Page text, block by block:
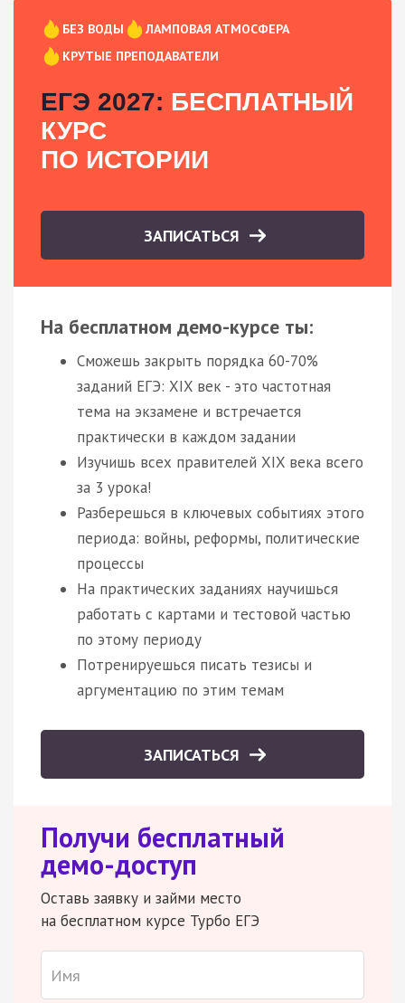
БЕЗ ВОДЫ
ЛАМПОВАЯ АТМОСФЕРА
КРУТЫЕ ПРЕПОДАВАТЕЛИ
ЕГЭ 2027: БЕСПЛАТНЫЙ
КУРС
ПО ИСТОРИИ
ЗАПИСАТЬСЯ
На бесплатном демо-курсе ты:
Сможешь закрыть порядка 60-70%
заданий ЕГЭ: XIX век - это частотная
тема на экзамене и встречается
практически в каждом задании
Изучишь всех правителей XIX века всего
за 3 урока!
Разберешься в ключевых событиях этого
периода: войны, реформы, политические
процессы
На практических заданиях научишься
работать с картами и тестовой частью
по этому периоду
Потренируешься писать тезисы и
аргументацию по этим темам
ЗАПИСАТЬСЯ
Получи бесплатный
демо-доступ
Оставь заявку и займи место
на бесплатном курсе Турбо ЕГЭ